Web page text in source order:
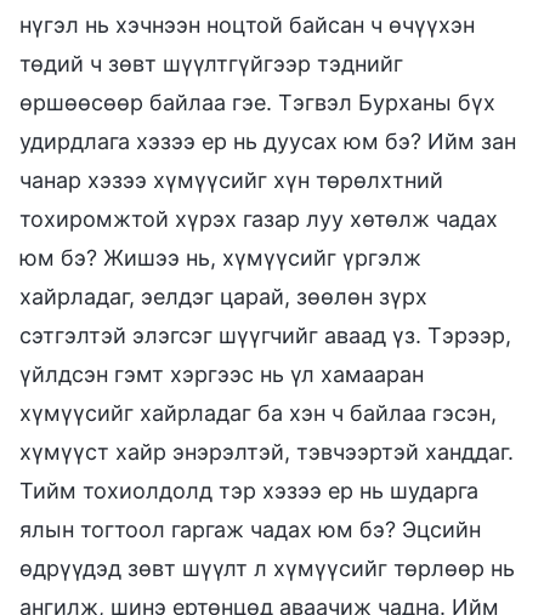
нүгэл нь хэчнээн ноцтой байсан ч өчүүхэн
төдий ч зөвт шүүлтгүйгээр тэднийг
өршөөсөөр байлаа гэе. Тэгвэл Бурханы бүх
удирдлага хэзээ ер нь дуусах юм бэ? Ийм зан
чанар хэзээ хүмүүсийг хүн төрөлхтний
тохиромжтой хүрэх газар луу хөтөлж чадах
юм бэ? Жишээ нь, хүмүүсийг үргэлж
хайрладаг, эелдэг царай, зөөлөн зүрх
сэтгэлтэй элэгсэг шүүгчийг аваад үз. Тэрээр,
үйлдсэн гэмт хэргээс нь үл хамааран
хүмүүсийг хайрладаг ба хэн ч байлаа гэсэн,
хүмүүст хайр энэрэлтэй, тэвчээртэй ханддаг.
Тийм тохиолдолд тэр хэзээ ер нь шударга
ялын тогтоол гаргаж чадах юм бэ? Эцсийн
өдрүүдэд зөвт шүүлт л хүмүүсийг төрлөөр нь
ангилж, шинэ ертөнцөд аваачиж чадна. Ийм